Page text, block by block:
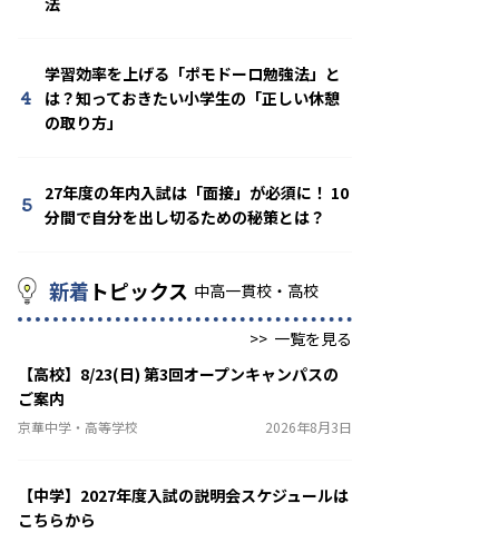
4
学習効率を上げる「ポモドーロ勉強法」と
は？知っておきたい小学生の「正しい休憩
の取り方」
5
27年度の年内入試は「面接」が必須に！ 10
分間で自分を出し切るための秘策とは？
新着 トピックス 中高一貫校・高校
>> 一覧を見る
【高校】8/23(日) 第3回オープンキャンパスの
ご案内
京華中学・高等学校 2026年8月3日
【中学】2027年度入試の説明会スケジュールは
こちらから